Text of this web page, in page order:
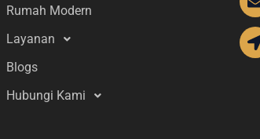
Rumah Modern
Layanan
Blogs
Hubungi Kami